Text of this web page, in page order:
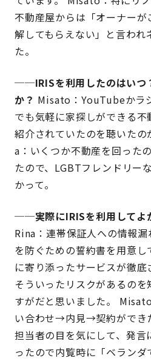
不動産屋からは「オーナー
解してもらえない」と言われ
た。
──IRISを利用したのはいつ
か？ Misato：YouTubeかラ
でも気軽に家探しができる
紹介されていたのを聴いた
a：いくつか不動産を回った
たので、LGBTフレンドリー
かって。
──実際にIRISを利用してよ
Rina：連帯保証人への情報漏
を防ぐための誓約書を用意し
に寄り添ったサービスが徹底
そういったリスクがあるのを
すがだと思いました。
い合わせ→内見→契約ができ
担当者の目を気にして、発
ったので内覧時に「ベラン